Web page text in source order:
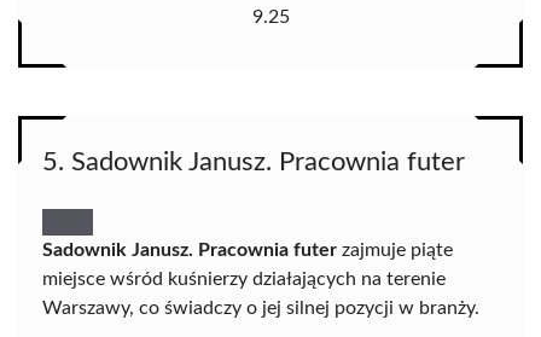
9.25
5. Sadownik Janusz. Pracownia futer
Sadownik Janusz. Pracownia futer zajmuje piąte
miejsce wśród kuśnierzy działających na terenie
Warszawy, co świadczy o jej silnej pozycji w branży.